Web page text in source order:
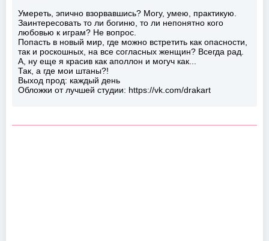
Умереть, эпично взорвавшись? Могу, умею, практикую.
Заинтересовать то ли богиню, то ли непонятно кого
любовью к играм? Не вопрос.
Попасть в новый мир, где можно встретить как опасности,
так и роскошных, на все согласных женщин? Всегда рад.
А, ну еще я красив как аполлон и могуч как...
Так, а где мои штаны?!
Выход прод: каждый день
Обложки от лучшей студии: https://vk.com/drakart